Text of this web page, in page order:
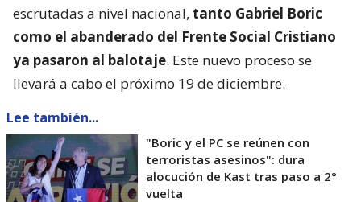
escrutadas a nivel nacional, tanto Gabriel Boric
como el abanderado del Frente Social Cristiano
ya pasaron al balotaje. Este nuevo proceso se
llevará a cabo el próximo 19 de diciembre.
Lee también...
"Boric y el PC se reúnen con
terroristas asesinos": dura
alocución de Kast tras paso a 2°
vuelta